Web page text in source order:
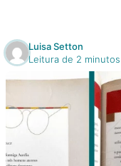
Colecionáveis
E-Books
Luisa Setton
Leitura de 2 minutos